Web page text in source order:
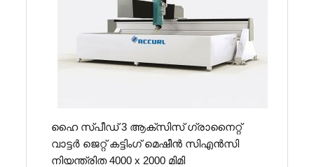
ഹൈ സ്പീഡ് 3 ആക്സിസ് ഗ്രാനൈറ്റ്
വാട്ടർ ജെറ്റ് കട്ടിംഗ് മെഷീൻ സിഎൻസി
നിയന്ത്രിത 4000 x 2000 മിമി